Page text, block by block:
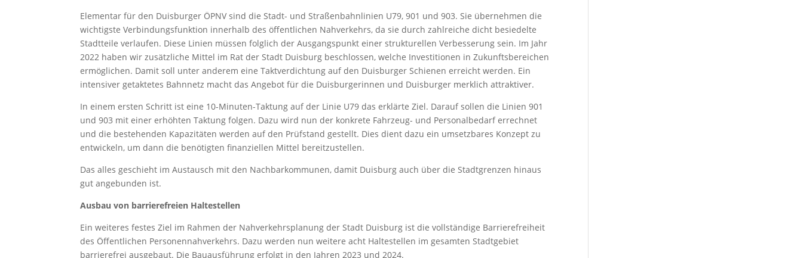
Elementar für den Duisburger ÖPNV sind die Stadt- und Straßenbahnlinien U79, 901 und 903. Sie übernehmen die
wichtigste Verbindungsfunktion innerhalb des öffentlichen Nahverkehrs, da sie durch zahlreiche dicht besiedelte
Stadtteile verlaufen. Diese Linien müssen folglich der Ausgangspunkt einer strukturellen Verbesserung sein. Im Jahr
2022 haben wir zusätzliche Mittel im Rat der Stadt Duisburg beschlossen, welche Investitionen in Zukunftsbereichen
ermöglichen. Damit soll unter anderem eine Taktverdichtung auf den Duisburger Schienen erreicht werden. Ein
intensiver getaktetes Bahnnetz macht das Angebot für die Duisburgerinnen und Duisburger merklich attraktiver.
In einem ersten Schritt ist eine 10-Minuten-Taktung auf der Linie U79 das erklärte Ziel. Darauf sollen die Linien 901
und 903 mit einer erhöhten Taktung folgen. Dazu wird nun der konkrete Fahrzeug- und Personalbedarf errechnet
und die bestehenden Kapazitäten werden auf den Prüfstand gestellt. Dies dient dazu ein umsetzbares Konzept zu
entwickeln, um dann die benötigten finanziellen Mittel bereitzustellen.
Das alles geschieht im Austausch mit den Nachbarkommunen, damit Duisburg auch über die Stadtgrenzen hinaus
gut angebunden ist.
Ausbau von barrierefreien Haltestellen
Ein weiteres festes Ziel im Rahmen der Nahverkehrsplanung der Stadt Duisburg ist die vollständige Barrierefreiheit
des Öffentlichen Personennahverkehrs. Dazu werden nun weitere acht Haltestellen im gesamten Stadtgebiet
barrierefrei ausgebaut. Die Bauausführung erfolgt in den Jahren 2023 und 2024.